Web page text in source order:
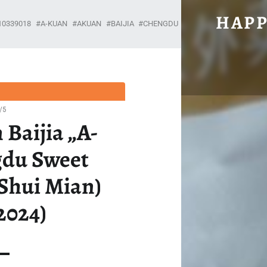
#2501: SICHUAN BAIJIA „A-KUANG CHENGDU SWEET
Unabhängig, brühwarm und ohne Gnade.
Baijia „A-
Sweet
Mian)
5
A-KUAN AKUAN BAIJIA CHENGDU CHINESE